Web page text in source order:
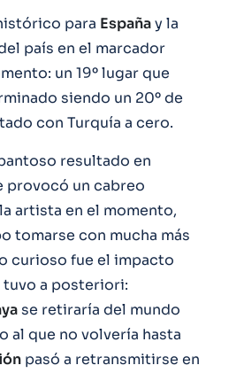
para Españay la
país en el marcador
un 19º lugar que
siendo un 20º de
con Turquía a cero.
resultado en
provocó un cabreo
artista en el momento,
tomarse con mucha más
curioso fue el impacto
a posteriori:
se retiraría del mundo
al que no volvería hasta
pasó a retransmitirse en